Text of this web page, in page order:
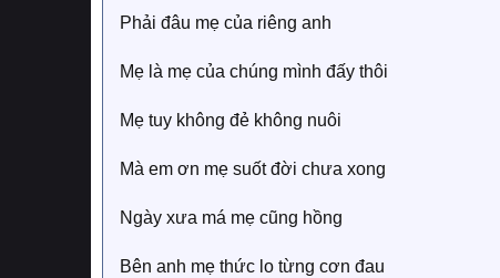
Phải đâu mẹ của riêng anh
Mẹ là mẹ của chúng mình đấy thôi
Mẹ tuy không đẻ không nuôi
Mà em ơn mẹ suốt đời chưa xong
Ngày xưa má mẹ cũng hồng
Bên anh mẹ thức lo từng cơn đau